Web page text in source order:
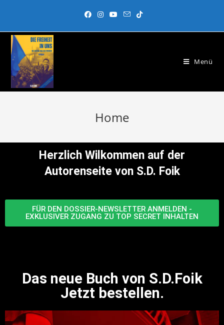
Menü
Home
Herzlich Wilkommen auf der
Autorenseite von S.D. Foik
FÜR DEN DOSSIER-NEWSLETTER ANMELDEN -
EXKLUSIVER ZUGANG ZU TOP SECRET INHALTEN
Das neue Buch von S.D.Foik
Jetzt bestellen.